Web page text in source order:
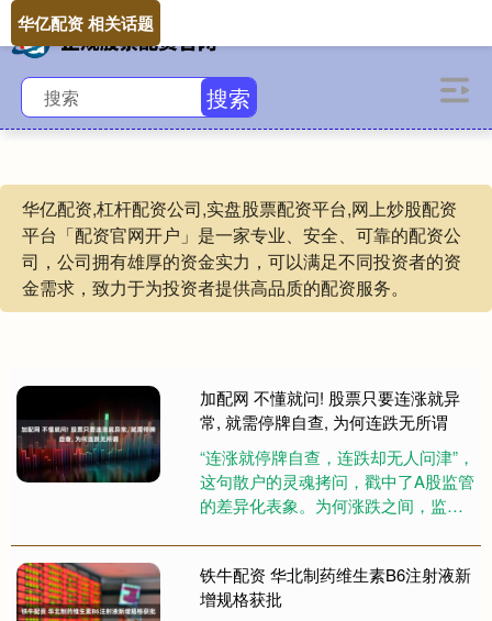
搜索
华亿配资,杠杆配资公司,实盘股票配资平台,网上炒股配资
平台「配资官网开户」是一家专业、安全、可靠的配资公
司，公司拥有雄厚的资金实力，可以满足不同投资者的资
金需求，致力于为投资者提供高品质的配资服务。
华亿配资 相关话题
加配网 不懂就问! 股票只要连涨就异
常, 就需停牌自查, 为何连跌无所谓
“连涨就停牌自查，连跌却无人问津”，
这句散户的灵魂拷问，戳中了A股监管
的差异化表象。为何涨跌之间，监管
是市场稳定与投资者保护的深....
铁牛配资 华北制药维生素B6注射液新
增规格获批